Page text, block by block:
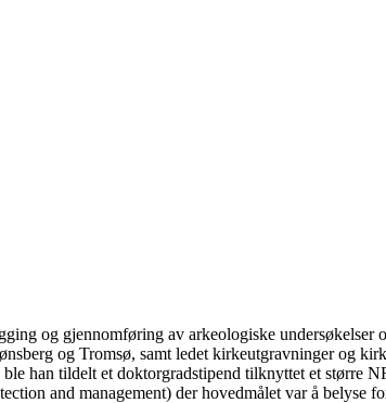
og gjennomføring av arkeologiske
og Tromsø, samt ledet kirkeutgravninger og
han tildelt et doktorgradstipend tilknyttet et større
and management) der hovedmålet var å belyse